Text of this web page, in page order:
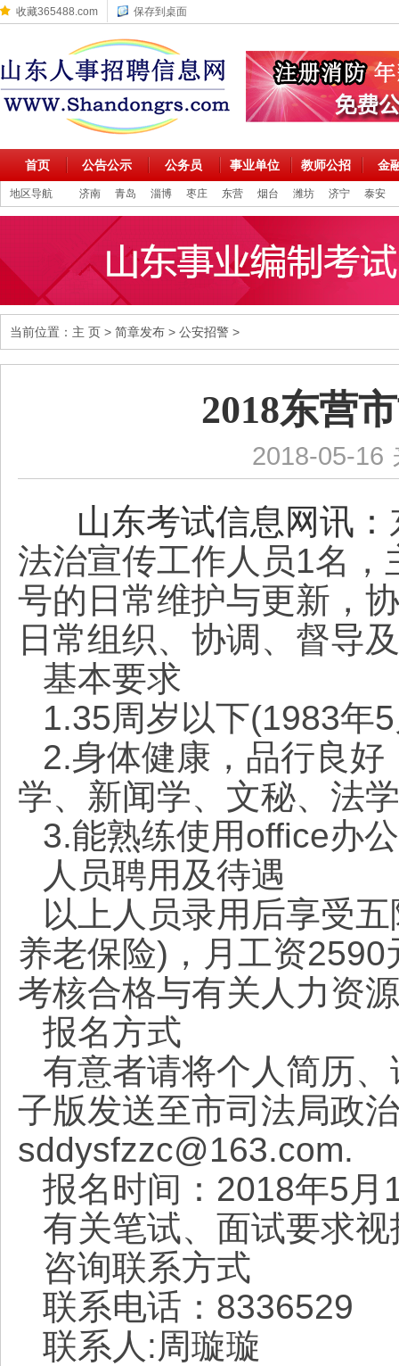
收藏365488.com 保存到桌面
首页 公告公示 公务员 事业单位 教师公招 金
地区导航 济南 青岛 淄博 枣庄 东营 烟台 潍坊 济宁 泰安
当前位置： 主 页 > 简章发布 > 公安招警 >
2018东营
2018-05-16
山东考试信息网讯：
法治宣传工作人员1名
号的日常维护与更新，
日常组织、协调、督导
基本要求
1.35周岁以下(1983年
2.身体健康，品行良
学、新闻学、文秘、法
3.能熟练使用office办
人员聘用及待遇
以上人员录用后享受
养老保险)，月工资
考核合格与有关人力资
报名方式
有意者请将个人简历
子版发送至市司法局政
sddysfzzc@163.com.
报名时间：2018年5月
有关笔试、面试要求
咨询联系方式
联系电话：8336529
联系人:周璇璇